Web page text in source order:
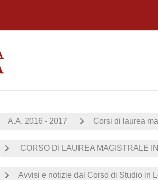
A.A. 2016 - 2017 Corsi di laurea
CORSO DI LAUREA MAGISTRALE
Avvisi e notizie dal Corso di Studio in